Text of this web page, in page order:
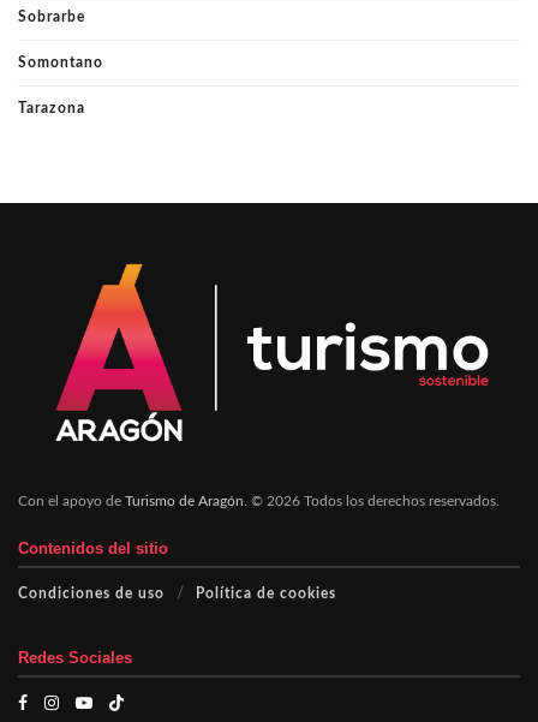
Sobrarbe
Somontano
Tarazona
Con el apoyo de Turismo de Aragón . © 2026 Todos los derechos reservados.
Contenidos del sitio
Condiciones de uso Política de cookies
Redes Sociales